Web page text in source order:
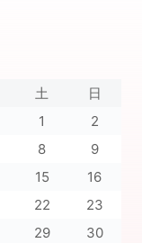
土 日
1
2
8
9
15
16
22
23
29 30